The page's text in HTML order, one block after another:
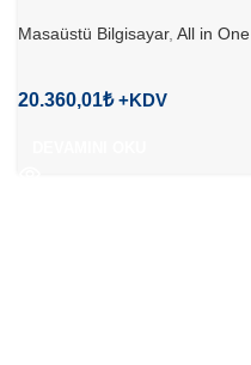
Masaüstü Bilgisayar, All in One
20.360,01₺